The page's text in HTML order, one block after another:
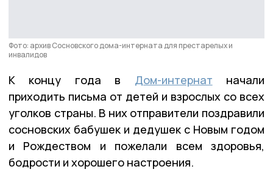
Фото: архив Сосновского дома-интерната для престарелых и
инвалидов
К концу года в Дом-интернат начали
приходить письма от детей и взрослых со всех
уголков страны. В них отправители поздравили
сосновских бабушек и дедушек с Новым годом
и Рождеством и пожелали всем здоровья,
бодрости и хорошего настроения.